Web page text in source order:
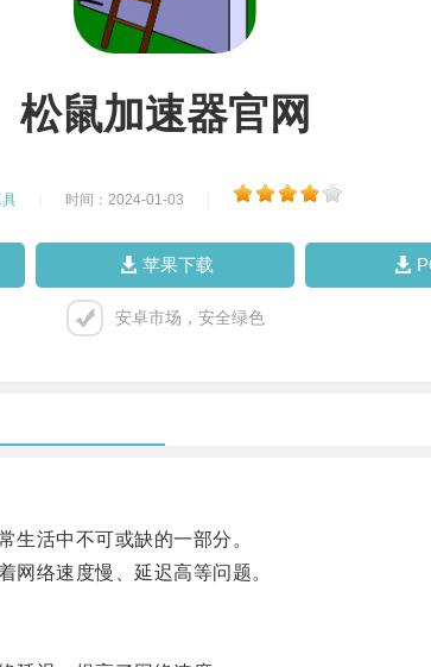
松鼠加速器官网
具 时间：2024-01-03
苹果下载
安卓市场，安全绿色
活中不可或缺的一部分。
络速度慢、延迟高等问题。